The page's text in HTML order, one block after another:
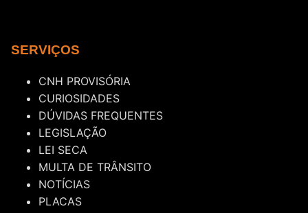
SERVIÇOS
CNH PROVISÓRIA
CURIOSIDADES
DÚVIDAS FREQUENTES
LEGISLAÇÃO
LEI SECA
MULTA DE TRÂNSITO
NOTÍCIAS
PLACAS